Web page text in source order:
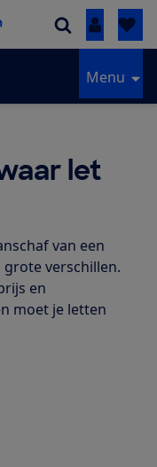
Inloggen
Menu
let
van een
verschillen.
en
moet je letten